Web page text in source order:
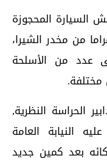
السيارة المحجوزة
من 40 كيلوغراما من مخدر الشيرا،
عدد من الأسلحة
الحراسة النظرية,
النيابة العامة
بعد كمين جديد